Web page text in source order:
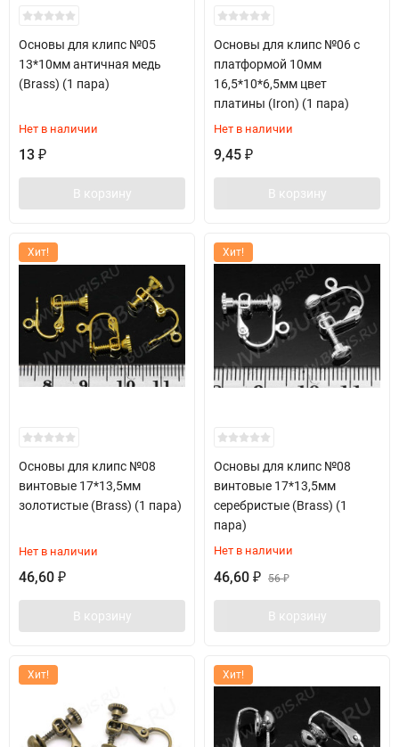
Основы для клипс №05
13*10мм античная медь
(Brass) (1 пара)
Нет в наличии
13 ₽
В корзину
Основы для клипс №06 с
платформой 10мм
16,5*10*6,5мм цвет
платины (Iron) (1 пара)
Нет в наличии
9,45 ₽
В корзину
Хит!
Основы для клипс №08
винтовые 17*13,5мм
золотистые (Brass) (1 пара)
Нет в наличии
46,60 ₽
В корзину
Хит!
Основы для клипс №08
винтовые 17*13,5мм
серебристые (Brass) (1
пара)
Нет в наличии
46,60 ₽ 56₽
В корзину
Хит! Хит!